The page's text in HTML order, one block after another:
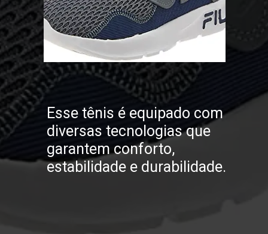
Esse tênis é equipado com
diversas tecnologias que
garantem conforto,
estabilidade e durabilidade.